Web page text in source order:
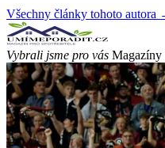
Všechny články tohoto autora
Vybrali jsme pro vás Magazíny